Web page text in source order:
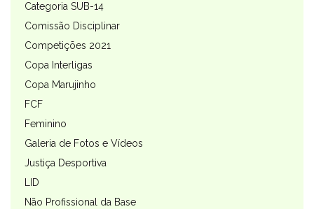
Categoria SUB-14
Comissão Disciplinar
Competições 2021
Copa Interligas
Copa Marujinho
FCF
Feminino
Galeria de Fotos e Vídeos
Justiça Desportiva
LID
Não Profissional da Base